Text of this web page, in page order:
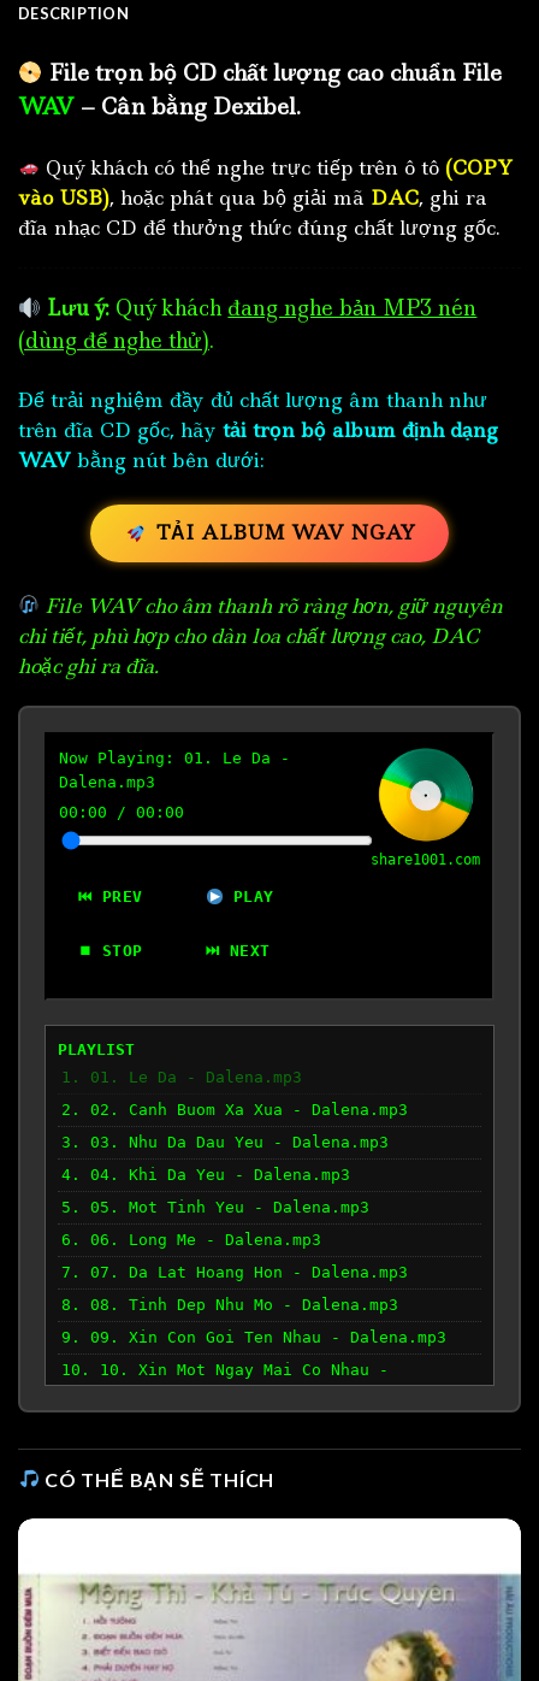
DESCRIPTION
File trọn bộ CD chất lượng cao chuẩn File
WAV – Cân bằng Dexibel.
Quý khách có thể nghe trực tiếp trên ô tô (COPY
vào USB), hoặc phát qua bộ giải mã DAC, ghi ra
đĩa nhạc CD để thưởng thức đúng chất lượng gốc.
Lưu ý: Quý khách đang nghe bản MP3 nén
(dùng để nghe thử).
Để trải nghiệm đầy đủ chất lượng âm thanh như
trên đĩa CD gốc, hãy tải trọn bộ album định dạng
WAV bằng nút bên dưới:
TẢI ALBUM WAV NGAY
File WAV cho âm thanh rõ ràng hơn, giữ nguyên
chi tiết, phù hợp cho dàn loa chất lượng cao, DAC
hoặc ghi ra đĩa.
Now Playing: 01. Le Da -
Dalena.mp3
00:00 / 00:00
⏮ PREV PLAY
⏹ STOP ⏭ NEXT
share1001.com
PLAYLIST
1. 01. Le Da - Dalena.mp3
2. 02. Canh Buom Xa Xua - Dalena.mp3
3. 03. Nhu Da Dau Yeu - Dalena.mp3
4. 04. Khi Da Yeu - Dalena.mp3
5. 05. Mot Tinh Yeu - Dalena.mp3
6. 06. Long Me - Dalena.mp3
7. 07. Da Lat Hoang Hon - Dalena.mp3
8. 08. Tinh Dep Nhu Mo - Dalena.mp3
9. 09. Xin Con Goi Ten Nhau - Dalena.mp3
10. 10. Xin Mot Ngay Mai Co Nhau -
CÓ THỂ BẠN SẼ THÍCH